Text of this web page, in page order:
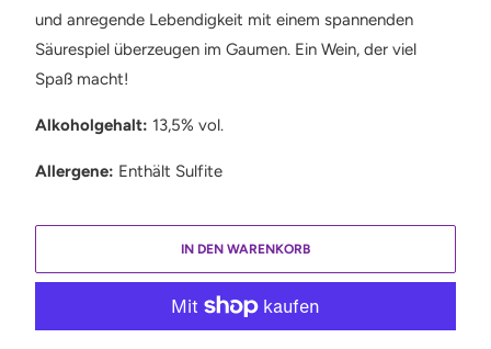
und anregende Lebendigkeit mit einem spannenden
Säurespiel überzeugen im Gaumen. Ein Wein, der viel
Spaß macht!
Alkoholgehalt: 13,5% vol.
Allergene: Enthält Sulfite
IN DEN WARENKORB